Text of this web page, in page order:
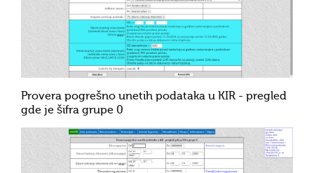
Provera pogrešno unetih podataka u KIR - pregled
gde je šifra grupe 0